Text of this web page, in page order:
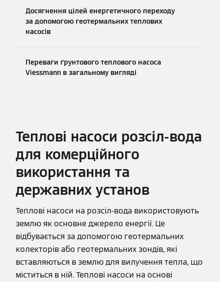
Досягнення цілей енергетичного переходу
за допомогою геотермальних теплових
насосів
Переваги ґрунтового теплового насоса
Viessmann в загальному вигляді
Теплові насоси розсіл-вода
для комерційного
використання та
державних установ
Теплові насоси на розсіл-вода використовують
землю як основне джерело енергії. Це
відбувається за допомогою геотермальних
колекторів або геотермальних зондів, які
вставляються в землю для вилучення тепла, що
міститься в ній. Теплові насоси на основі